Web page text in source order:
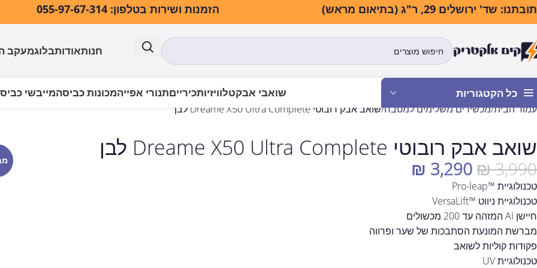
שד' ירושלים 29, ר"ג (בתיאום מראש) הזמנות ושירות בטלפון: 055-97-67-314
חנותאודותבלוגמעקב
כל הקטגוריות שואבי אבקטלוויזיותכירייםתנורי אפייהמכונות כביסהמייבשי
עמוד הבית מכשירים משלימים למטבח ‏שואב אבק רובוטי Dreame X50 Ultra Complete לבן
‏שואב אבק רובוטי Dreame X50 Ultra Complete לבן
₪3,990
₪ 3,290
טכנולוגיית ™Pro-leap
טכנולוגיית ניווט ™VersaLift
חיישן AI המזהה עד 200 מכשולים
מברשת המונעת הסתבכות של שער ופרווה
פקודות קוליות לשואב
טכנולוגיית UV